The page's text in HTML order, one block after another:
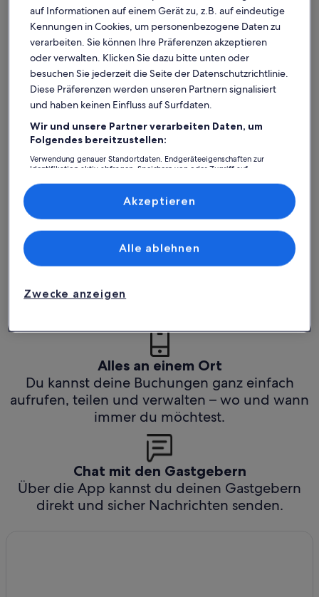
Was spricht für unsere App?
Immer in Verbindung
Du hast all deine Buchungsdetails immer
griffbereit, auch ohne WLAN!
Unser Kundenservice ist rund um die Uhr,
Alles an einem Ort
Du kannst deine Buchungen ganz einfach
aufrufen, teilen und verwalten – wo und wann
immer du möchtest.
Chat mit den Gastgebern
Über die App kannst du deinen Gastgebern
direkt und sicher Nachrichten senden.
auf Informationen auf einem Gerät zu, z.B. auf eindeutige
Kennungen in Cookies, um personenbezogene Daten zu
verarbeiten. Sie können Ihre Präferenzen akzeptieren
oder verwalten. Klicken Sie dazu bitte unten oder
besuchen Sie jederzeit die Seite der Datenschutzrichtlinie.
Diese Präferenzen werden unseren Partnern signalisiert
und haben keinen Einfluss auf Surfdaten.
Wir und unsere Partner verarbeiten Daten, um
Folgendes bereitzustellen:
Verwendung genauer Standortdaten. Endgeräteeigenschaften zur
Identifikation aktiv abfragen. Speichern von oder Zugriff auf
Inhalte, Messung von Werbeleistung und der Performance von Inhalten,
Zielgruppenforschung sowie Entwicklung und Verbesserung von
Liste der Partner (Lieferanten)
Zwecke anzeigen
Alle ablehnen
Akzeptieren